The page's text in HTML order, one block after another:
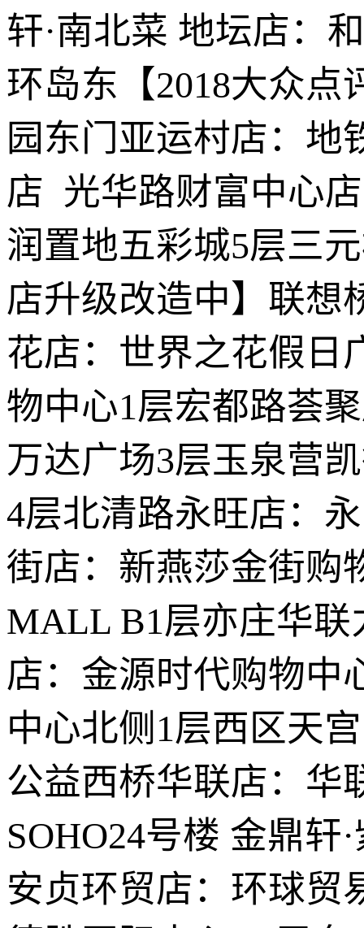
轩·南北菜 地坛店：
环岛东【2018大众
园东门亚运村店：地
店 光华路财富中心
润置地五彩城5层三
店升级改造中】联想
花店：世界之花假日
物中心1层宏都路荟
万达广场3层玉泉营
4层北清路永旺店：
街店：新燕莎金街购
MALL B1层亦庄华
店：金源时代购物中
中心北侧1层西区天
公益西桥华联店：华
SOHO24号楼 金鼎
安贞环贸店：环球贸